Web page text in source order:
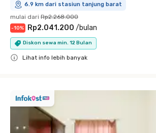
6.9 km dari stasiun tanjung barat
mulai dari Rp2.268.000
-10% Rp2.041.200 /bulan
Diskon sewa min. 12 Bulan
Lihat info lebih banyak